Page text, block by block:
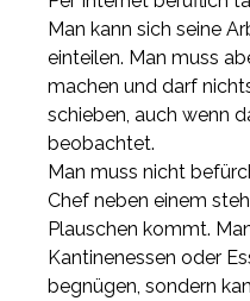
Man kann sich seine
einteilen. Man muss
machen und darf
schieben, auch wenn
beobachtet.
Man muss nicht
Chef neben einem
Plauschen kommt.
Kantinenessen oder
begnügen, sondern